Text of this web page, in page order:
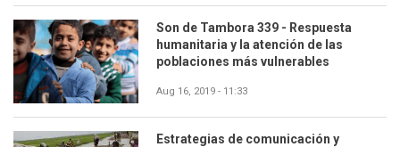
Son de Tambora 339 - Respuesta
humanitaria y la atención de las
poblaciones más vulnerables
Aug 16, 2019 - 11:33
Estrategias de comunicación y